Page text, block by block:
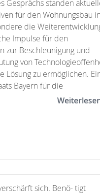
Gesprächs standen
für den Wohnungsbau
die
Impulse für den
zur Beschleunigung und
von
zu ermöglichen.
Bayern für die
sich. Benö- tigt